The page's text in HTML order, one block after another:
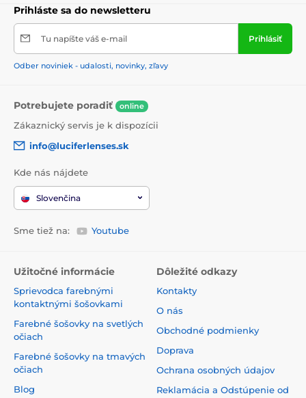
Prihláste sa do newsletteru
Tu napíšte váš e-mail Prihlásiť
Odber noviniek - udalosti, novinky, zľavy
Potrebujete poradiť online
Zákaznický servis je k dispozícii
info@luciferlenses.sk
Kde nás nájdete
Slovenčina
Sme tiež na: Youtube
Užitočné informácie
Sprievodca farebnými
kontaktnými šošovkami
Farebné šošovky na svetlých
očiach
Farebné šošovky na tmavých
očiach
Blog
Dôležité odkazy
Kontakty
O nás
Obchodné podmienky
Doprava
Ochrana osobných údajov
Reklamácia a Odstúpenie od